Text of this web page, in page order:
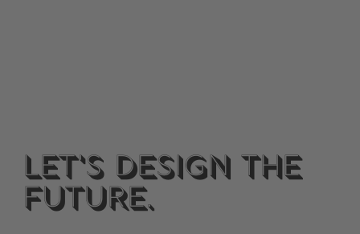
Let's design the
future.